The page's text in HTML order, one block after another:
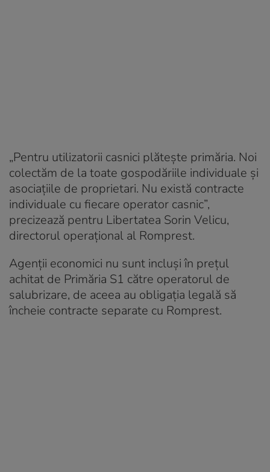
„Pentru utilizatorii casnici plăteşte primăria. Noi
colectăm de la toate gospodăriile individuale şi
asociaţiile de proprietari. Nu există contracte
individuale cu fiecare operator casnic”,
precizează pentru Libertatea Sorin Velicu,
directorul operaţional al Romprest.
Agenţii economici nu sunt incluşi în preţul
achitat de Primăria S1 către operatorul de
salubrizare, de aceea au obligaţia legală să
încheie contracte separate cu Romprest.